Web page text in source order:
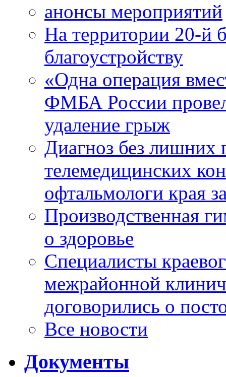
анонсы мероприятий
На территории 20-й
благоустройству
«Одна операция
ФМБА России
удаление грыж
Диагноз без лишних
телемедицинских
офтальмологи края
Производственная
о здоровье
Специалисты
межрайонной
договорились о
Все новости
Документы